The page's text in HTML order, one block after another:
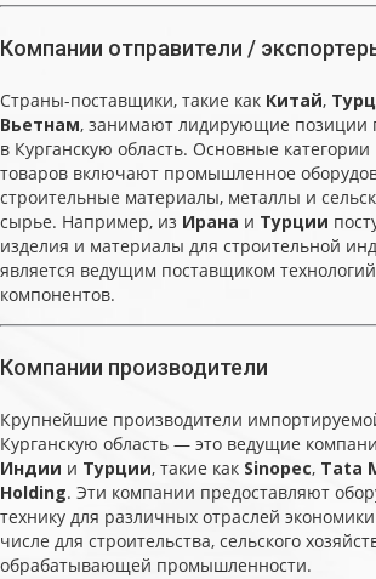
Компании отправители /
Страны-поставщики, такие как Китай,
Вьетнам, занимают лидирующие позиции
в Курганскую область. Основные
товаров включают промышленное
строительные материалы, металлы и
сырье. Например, из Ирана и Турции
изделия и материалы для строительной
является ведущим поставщиком
компонентов.
Компании производители
Крупнейшие производители
Курганскую область — это ведущие
Индии и Турции, такие как Sinopec, Tata
Holding. Эти компании предоставляют
технику для различных отраслей
числе для строительства, сельского
обрабатывающей промышленности.